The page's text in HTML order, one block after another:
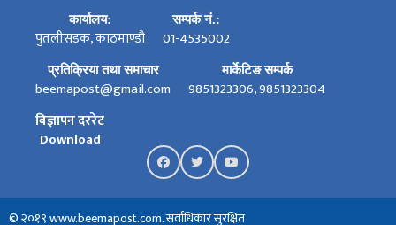
कार्यालय:
पुतलीसडक, काठमाण्डौ
सम्पर्क नं.:
01-4535002
प्रतिक्रिया तथा समाचार
beemapost@gmail.com
मार्केटिङ सम्पर्क
9851323306, 9851323304
बिज्ञापन दररेट
Download
© २०१९ www.beemapost.com. सर्वाधिकार सुरक्षित